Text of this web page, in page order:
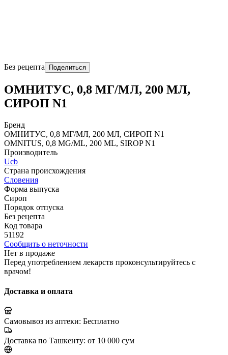
Без рецепта Поделиться
ОМНИТУС, 0,8 МГ/МЛ, 200 МЛ,
СИРОП N1
Бренд
ОМНИТУС, 0,8 МГ/МЛ, 200 МЛ, СИРОП N1
OMNITUS, 0,8 MG/ML, 200 ML, SIROP N1
Производитель
Ucb
Страна происхождения
Словения
Форма выпуска
Сироп
Порядок отпуска
Без рецепта
Код товара
51192
Сообщить о неточности
Нет в продаже
Перед употреблением лекарств проконсультируйтесь с
врачом!
Доставка и оплата
Самовывоз из аптеки: Бесплатно
Доставка по Ташкенту: от 10 000 сум